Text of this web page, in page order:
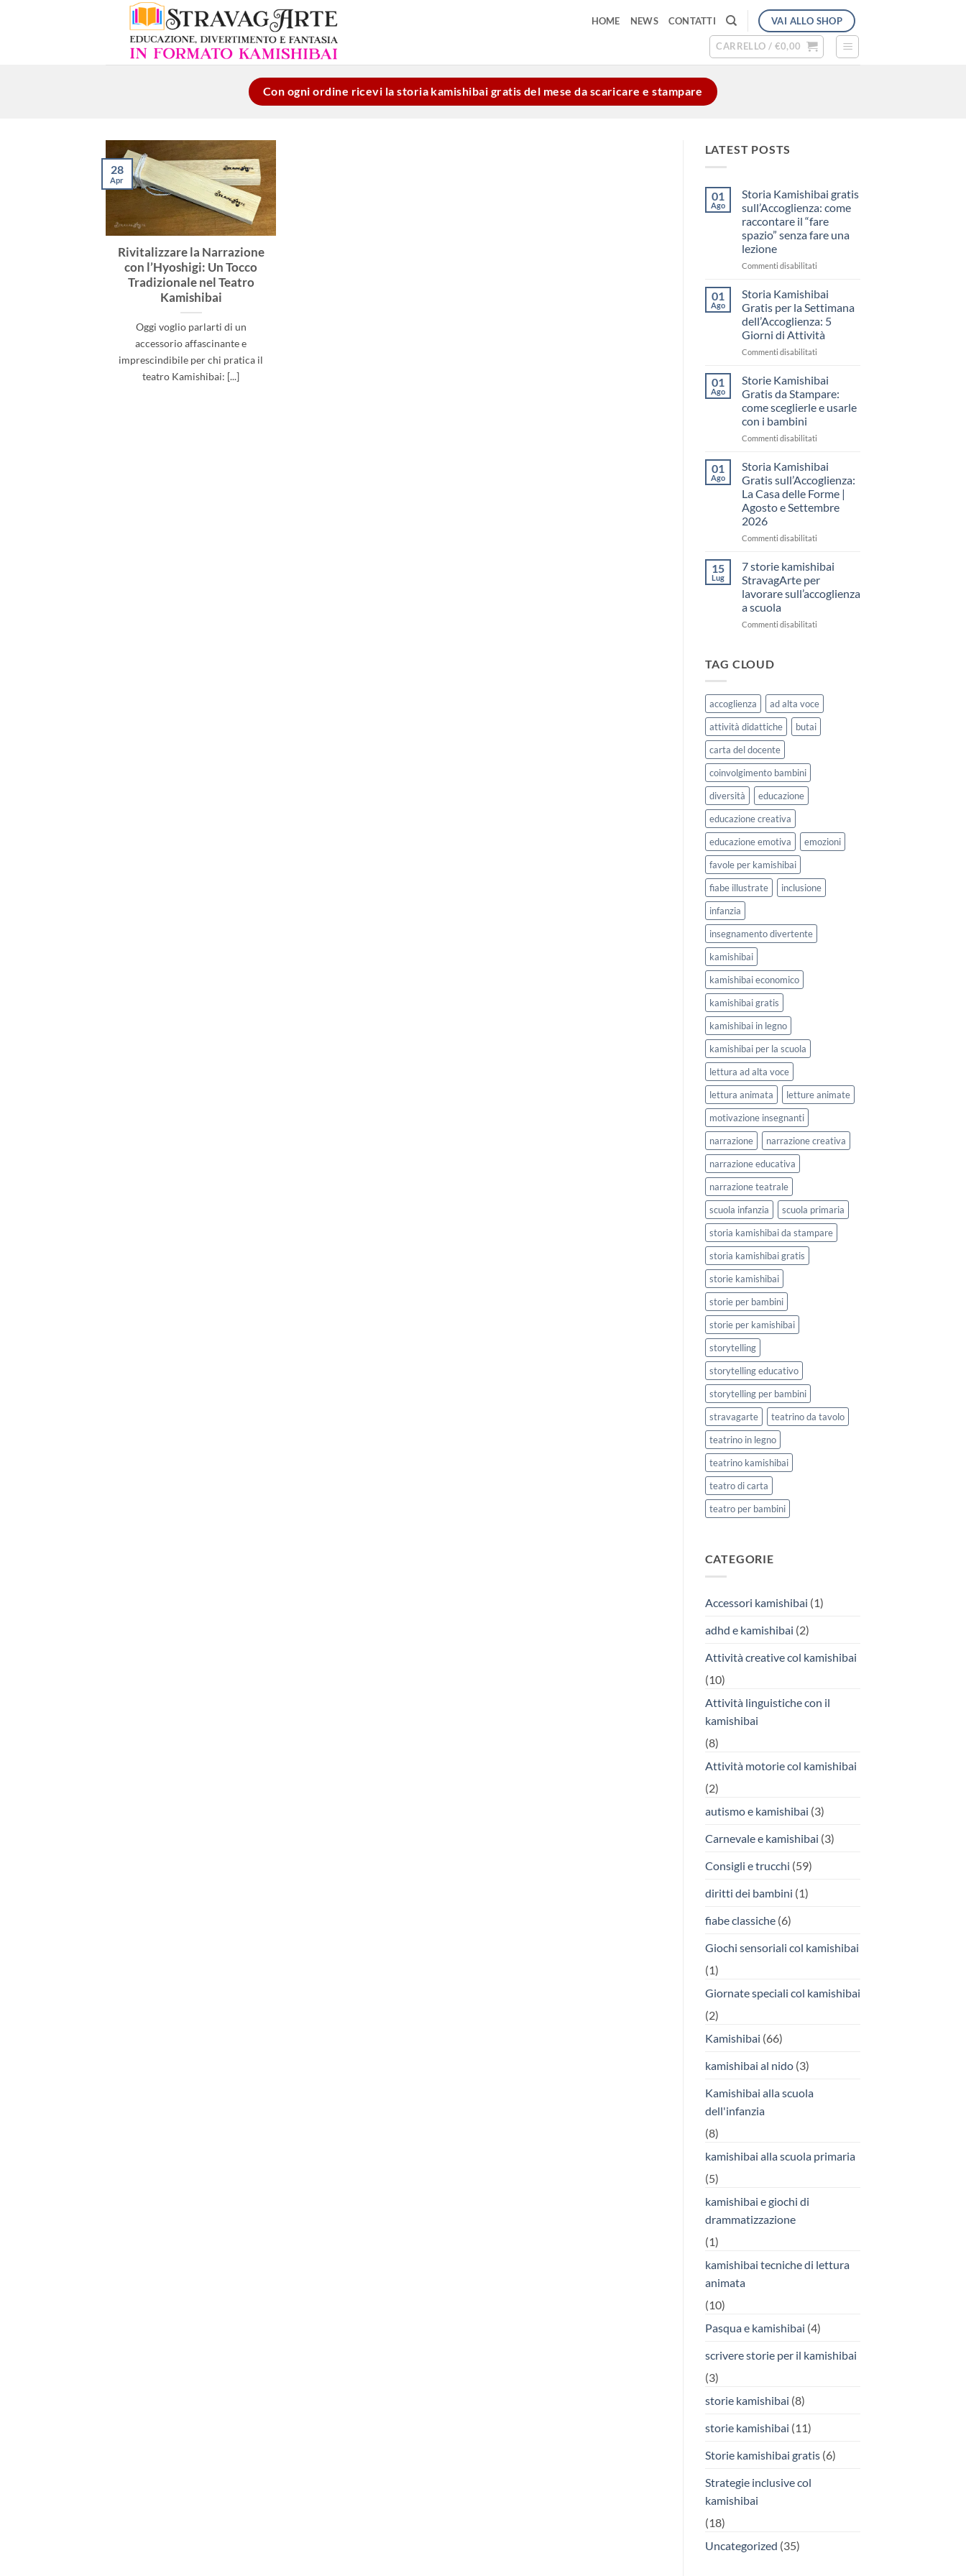
HOME NEWS CONTATTI VAI ALLO SHOP
CARRELLO / €0,00
Con ogni ordine ricevi la storia kamishibai gratis del mese da scaricare e stampare
Rivitalizzare la Narrazione
con l’Hyoshigi: Un Tocco
Tradizionale nel Teatro
Kamishibai
Oggi voglio parlarti di un
accessorio affascinante e
imprescindibile per chi pratica il
teatro Kamishibai: [...]
28
Apr
LATEST POSTS
01
Ago
Storia Kamishibai gratis
sull’Accoglienza: come
raccontare il “fare
spazio” senza fare una
lezione
Commenti disabilitatisu
Kamishibai
gratis
sull’Accoglienza:
come
raccontare
il
senza
fare
una
01
Ago
Storia Kamishibai
Gratis per la Settimana
dell’Accoglienza: 5
Giorni di Attività
Commenti disabilitatisu
Kamishibai
Gratis
per
la
dell’Accoglienza:
di
Attività
01
Ago
Storie Kamishibai
Gratis da Stampare:
come sceglierle e usarle
con i bambini
Commenti disabilitatisu
Kamishibai
Gratis
da
Stampare:
come
e
i
bambini
01
Ago
Storia Kamishibai
Gratis sull’Accoglienza:
La Casa delle Forme |
Agosto e Settembre
2026
Commenti disabilitatisu
Kamishibai
Gratis
sull’Accoglienza:
La
delle
2026
15
Lug
7 storie kamishibai
StravagArte per
lavorare sull’accoglienza
a scuola
Commenti disabilitatisu
lavorare
sull’accoglienza
a
scuola
TAG CLOUD
accoglienza
ad alta voce
attività didattiche
butai
carta del docente
coinvolgimento bambini
diversità
educazione
educazione creativa
educazione emotiva
emozioni
favole per kamishibai
fiabe illustrate
inclusione
infanzia
insegnamento divertente
kamishibai
kamishibai economico
kamishibai gratis
kamishibai in legno
kamishibai per la scuola
lettura ad alta voce
lettura animata
letture animate
motivazione insegnanti
narrazione
narrazione creativa
narrazione educativa
narrazione teatrale
scuola infanzia
scuola primaria
storia kamishibai da stampare
storia kamishibai gratis
storie kamishibai
storie per bambini
storie per kamishibai
storytelling
storytelling educativo
storytelling per bambini
stravagarte
teatrino da tavolo
teatrino in legno
teatrino kamishibai
teatro di carta
teatro per bambini
CATEGORIE
Accessori kamishibai (1)
adhd e kamishibai (2)
Attività creative col kamishibai
(10)
Attività linguistiche con il
kamishibai
(8)
Attività motorie col kamishibai
(2)
autismo e kamishibai (3)
Carnevale e kamishibai (3)
Consigli e trucchi (59)
diritti dei bambini (1)
fiabe classiche(6)
Giochi sensoriali col kamishibai
(1)
Giornate speciali col kamishibai
(2)
Kamishibai (66)
kamishibai al nido(3)
Kamishibai alla scuola
dell'infanzia
(8)
kamishibai alla scuola primaria
(5)
kamishibai e giochi di
drammatizzazione
(1)
kamishibai tecniche di lettura
animata
(10)
Pasqua e kamishibai (4)
scrivere storie per il kamishibai
(3)
storie kamishibai (8)
storie kamishibai (11)
Storie kamishibai gratis(6)
Strategie inclusive col
kamishibai
(18)
Uncategorized (35)